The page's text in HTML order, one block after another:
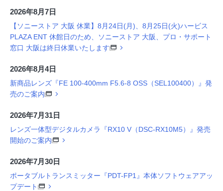
2026年8月7日
【ソニーストア 大阪 休業】8月24日(月)、8月25日(火)ハービス
PLAZA ENT 休館日のため、ソニーストア 大阪、プロ・サポート
窓口 大阪は終日休業いたします
2026年8月4日
新商品レンズ『FE 100-400mm F5.6-8 OSS（SEL100400）』発
売のご案内
2026年7月31日
レンズ一体型デジタルカメラ『RX10 V（DSC-RX10M5）』発売
開始のご案内
2026年7月30日
ポータブルトランスミッター『PDT-FP1』本体ソフトウェアアッ
プデート